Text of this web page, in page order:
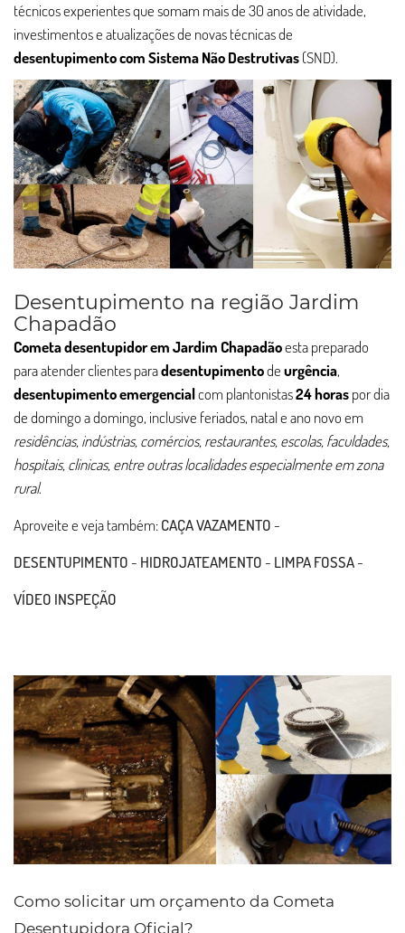
técnicos experientes que somam mais de 30 anos de atividade,
investimentos e atualizações de novas técnicas de
desentupimento com Sistema Não Destrutivas(SND).
Desentupimento na região Jardim
Chapadão
Cometa desentupidor em Jardim Chapadãoesta preparado
para atender clientes paradesentupimentodeurgência,
desentupimentoemergencialcom plantonistas24 horaspor dia
de domingo a domingo, inclusive feriados, natal e ano novo em
residências, indústrias, comércios, restaurantes, escolas, faculdades,
hospitais, clinicas, entre outras localidades especialmente em zona
rural.
Aproveite e veja também:CAÇA VAZAMENTO -
DESENTUPIMENTO - HIDROJATEAMENTO - LIMPA FOSSA-
VÍDEO INSPEÇÃO
Como solicitar um orçamento da Cometa
Desentupidora Oficial?